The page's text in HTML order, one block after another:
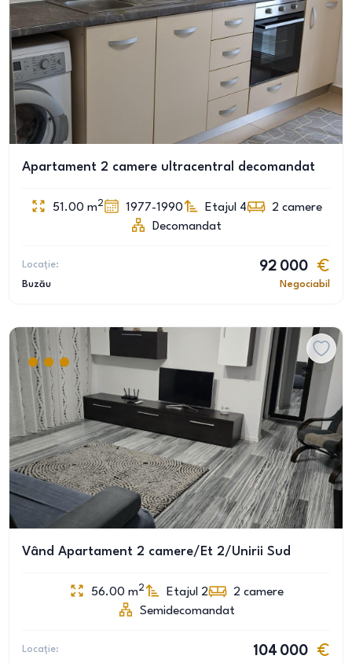
Apartament 2 camere ultracentral decomandat
51.00 m2 1977-1990 Etajul 4 2 camere
Decomandat
Locație:
Buzău
92 000
Negociabil
Vând Apartament 2 camere/Et 2/Unirii Sud
56.00 m2 Etajul 2 2 camere
Semidecomandat
Locație:
104 000